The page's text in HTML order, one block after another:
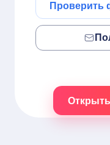
Проверить